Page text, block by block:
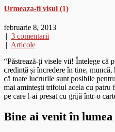
Urmeaza-ti visul (1)
februarie 8, 2013
| 3 comentarii
| Articole
“Păstrează-ți visele vii! Întelege că
credință și încredere în tine,
că toate lucrurile sunt posibile
mai aminteşti trifoiul acela cu patru
pe care l-ai presat cu grijă într-o
Bine ai venit în